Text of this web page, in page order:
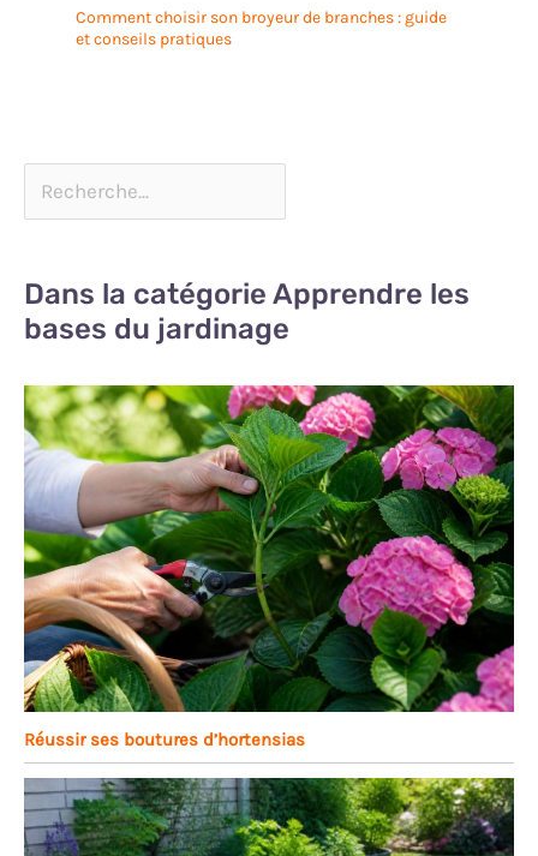
Comment choisir son broyeur de branches : guide
et conseils pratiques
Dans la catégorie Apprendre les
bases du jardinage
Réussir ses boutures d’hortensias